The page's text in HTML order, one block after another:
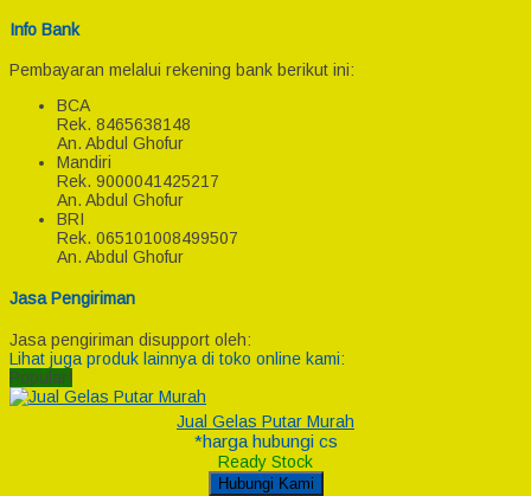
Info Bank
Pembayaran melalui rekening bank berikut ini:
BCA
Rek. 8465638148
An. Abdul Ghofur
Mandiri
Rek. 9000041425217
An. Abdul Ghofur
BRI
Rek. 065101008499507
An. Abdul Ghofur
Jasa Pengiriman
Jasa pengiriman disupport oleh:
Lihat juga produk lainnya di toko online kami:
Popular!
Jual Gelas Putar Murah
*harga hubungi cs
Ready Stock
Hubungi Kami